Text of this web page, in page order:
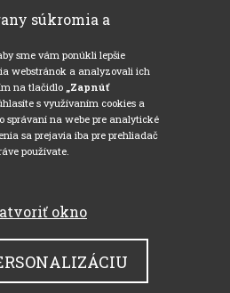
súkromia a
sme vám ponúkli lepšie
webstránok a analyzovali ich
na tlačidlo „Zapnúť
s využívaním cookies a
správaní na webe pre analytické
sa prejavia iba pre prehliadač
používate.
okno